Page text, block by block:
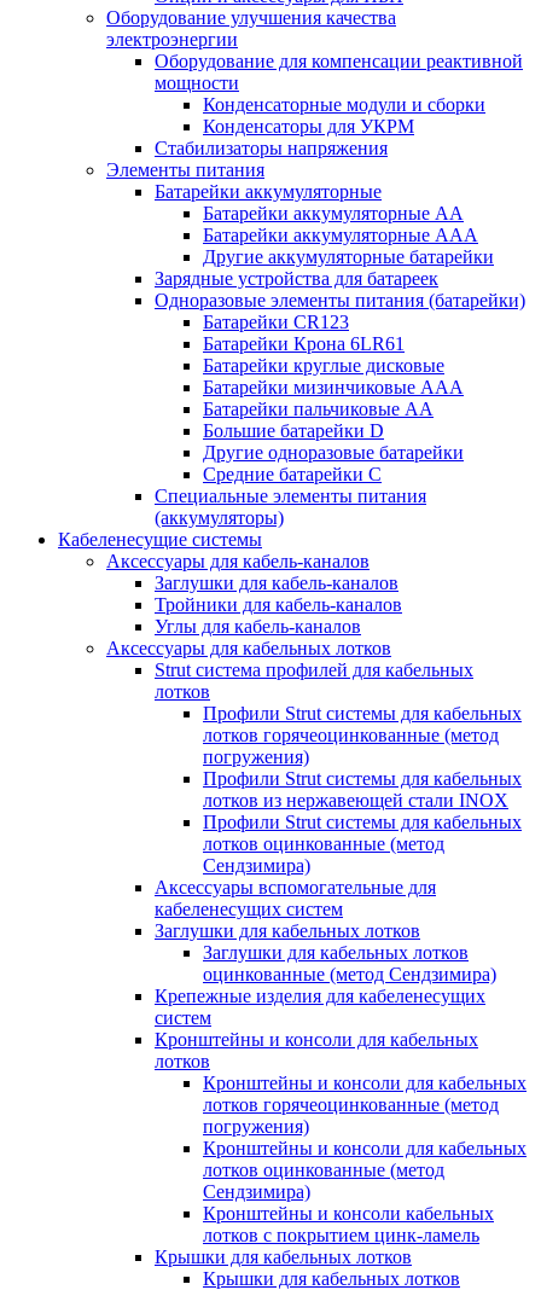
Оборудование улучшения качества
электроэнергии
Оборудование для компенсации реактивной
мощности
Конденсаторные модули и сборки
Конденсаторы для УКРМ
Стабилизаторы напряжения
Элементы питания
Батарейки аккумуляторные
Батарейки аккумуляторные АА
Батарейки аккумуляторные ААА
Другие аккумуляторные батарейки
Зарядные устройства для батареек
Одноразовые элементы питания (батарейки)
Батарейки CR123
Батарейки Крона 6LR61
Батарейки круглые дисковые
Батарейки мизинчиковые ААА
Батарейки пальчиковые АА
Большие батарейки D
Другие одноразовые батарейки
Средние батарейки C
Специальные элементы питания
(аккумуляторы)
Кабеленесущие системы
Аксессуары для кабель-каналов
Заглушки для кабель-каналов
Тройники для кабель-каналов
Углы для кабель-каналов
Аксессуары для кабельных лотков
Strut система профилей для кабельных
лотков
Профили Strut системы для кабельных
лотков горячеоцинкованные (метод
погружения)
Профили Strut системы для кабельных
лотков из нержавеющей стали INOX
Профили Strut системы для кабельных
лотков оцинкованные (метод
Сендзимира)
Аксессуары вспомогательные для
кабеленесущих систем
Заглушки для кабельных лотков
Заглушки для кабельных лотков
оцинкованные (метод Сендзимира)
Крепежные изделия для кабеленесущих
систем
Кронштейны и консоли для кабельных
лотков
Кронштейны и консоли для кабельных
лотков горячеоцинкованные (метод
погружения)
Кронштейны и консоли для кабельных
лотков оцинкованные (метод
Сендзимира)
Кронштейны и консоли кабельных
лотков с покрытием цинк-ламель
Крышки для кабельных лотков
Крышки для кабельных лотков